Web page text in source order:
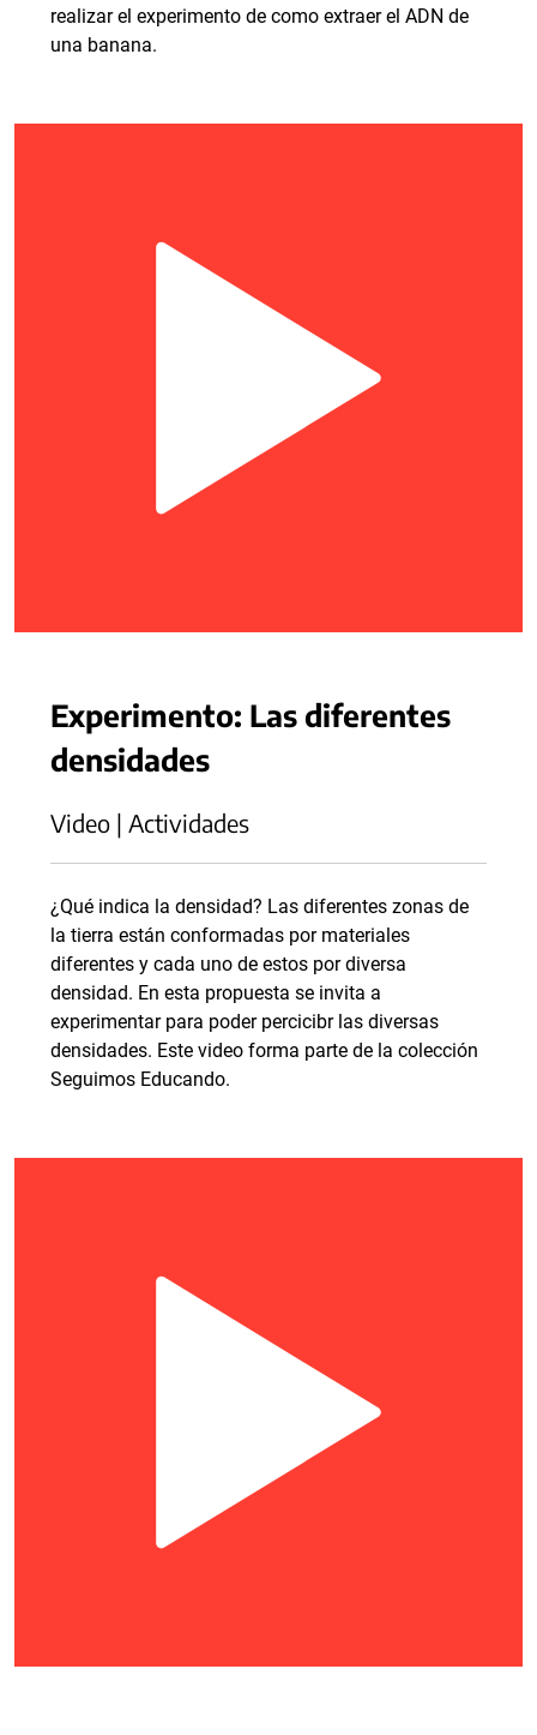
realizar el experimento de como extraer el ADN de
una banana.
Experimento: Las diferentes
densidades
Video | Actividades
¿Qué indica la densidad? Las diferentes zonas de
la tierra están conformadas por materiales
diferentes y cada uno de estos por diversa
densidad. En esta propuesta se invita a
experimentar para poder percicibr las diversas
densidades. Este video forma parte de la colección
Seguimos Educando.